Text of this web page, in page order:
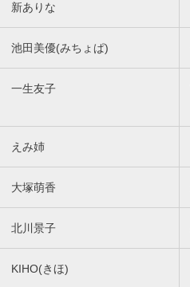
新ありな
池田美優(みちょぱ)
一生友子
えみ姉
大塚萌香
北川景子
KIHO(きほ)